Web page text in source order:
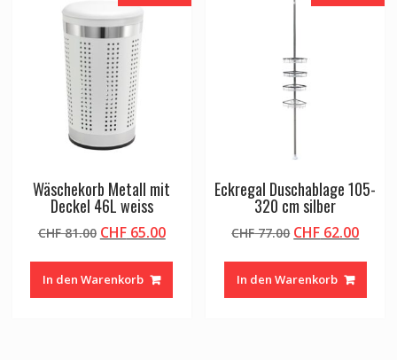
Wäschekorb Metall mit
Deckel 46L weiss
CHF81.00 Ursprünglicher
war:
CHF 81.00
CHF65.00Aktueller
In den Warenkorb
Eckregal Duschablage 105-
320 cm silber
CHF77.00 Ursprünglicher
war:
CHF 77.00
CHF 62.00
In den Warenkorb